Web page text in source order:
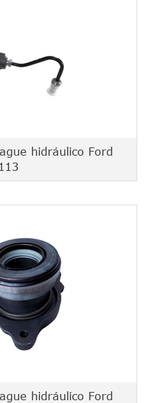
hidráulico Ford
hidráulico Ford